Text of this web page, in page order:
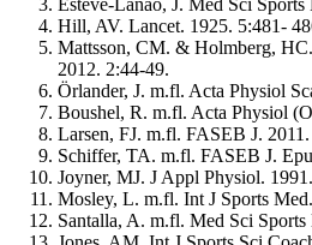
Hill, AV. Lancet. 1925. 5:481-
Mattsson, CM. & Holmberg,
2012. 2:44-49.
Örlander, J. m.fl. Acta Physiol
Boushel, R. m.fl. Acta Physiol
Larsen, FJ. m.fl. FASEB J.
Schiffer, TA. m.fl. FASEB J.
Joyner, MJ. J Appl Physiol.
Mosley, L. m.fl. Int J Sports
Santalla, A. m.fl. Med Sci